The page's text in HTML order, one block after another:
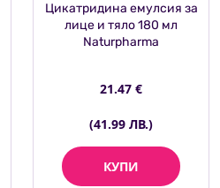
Цикатридина емулсия за
лице и тяло 180 мл
Naturpharma
21.47 €
(41.99 ЛВ.)
КУПИ